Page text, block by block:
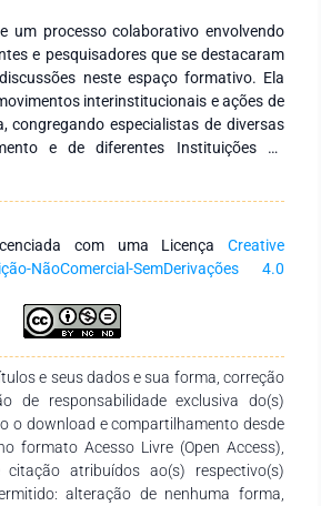
um processo colaborativo envolvendo
e pesquisadores que se destacaram
neste espaço formativo. Ela
interinstitucionais e ações de
congregando especialistas de diversas
e de diferentes Instituições de
públicas e privadas, com abrangência
tanto nacionais quanto
de pesquisa dedicadas a fomentar
de profissionais da educação. Isso é
da produção e disseminação de
várias áreas do saber. Expressamos
pelo empenho, disponibilidade e
e conclusão desta obra.
se torne um instrumento didático-
estudantes, professores de todos os
interessados na temática.
com uma Licença Creative
NãoComercial-SemDerivações 4.0
e seus dados e sua forma, correção
de responsabilidade exclusiva do(s)
o download e compartilhamento desde
formato Acesso Livre (Open Access),
atribuídos ao(s) respectivo(s)
alteração de nenhuma forma,